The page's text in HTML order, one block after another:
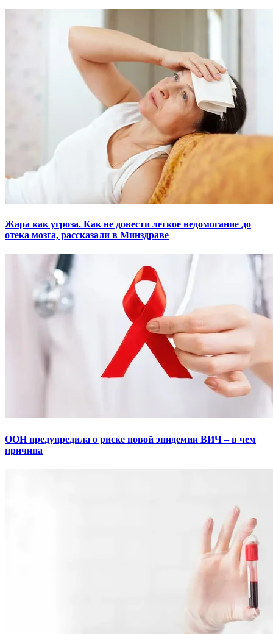
Жара как угроза. Как не довести легкое недомогание до
отека мозга, рассказали в Минздраве
ООН предупредила о риске новой эпидемии ВИЧ – в чем
причина